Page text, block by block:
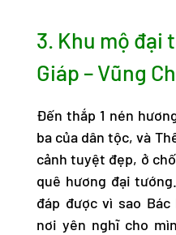
3. Khu mộ đại
Giáp – Vũng
Đến thắp 1 nén
ba của dân tộc, và
cảnh tuyệt đẹp, ở
quê hương đại
đáp được vì sao
nơi yên nghĩ cho